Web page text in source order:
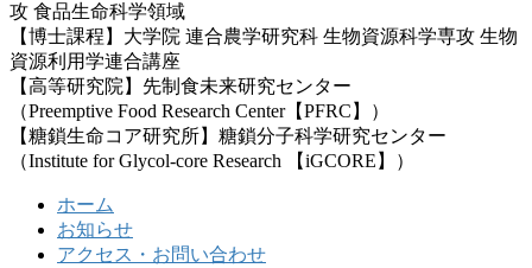
攻 食品生命科学領域
【博士課程】大学院 連合農学研究科 生物資源科学専攻 生物
資源利用学連合講座
【高等研究院】先制食未来研究センター
（Preemptive Food Research Center【PFRC】）
【糖鎖生命コア研究所】糖鎖分子科学研究センター
（Institute for Glycol-core Research 【iGCORE】）
ホーム
お知らせ
アクセス・お問い合わせ